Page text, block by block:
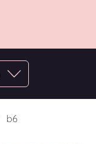
b6